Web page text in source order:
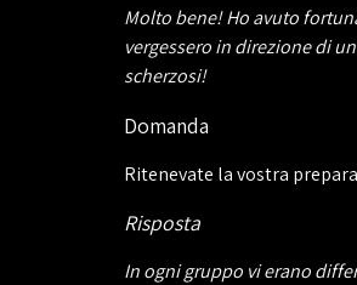
Molto bene! Ho avuto
vergessero in direzione di
scherzosi!
Domanda
Ritenevate la vostra
Risposta
In ogni gruppo vi erano